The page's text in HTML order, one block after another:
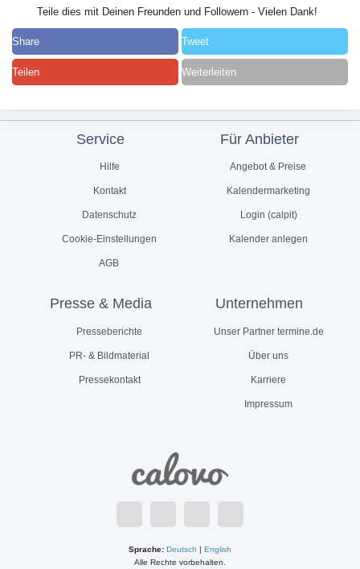
Teile dies mit Deinen Freunden und Followern - Vielen Dank!
Share Tweet
Teilen Weiterleiten
Service
Hilfe
Kontakt
Datenschutz
Cookie-Einstellungen
AGB
Für Anbieter
Angebot & Preise
Kalendermarketing
Login (calpit)
Kalender anlegen
Presse & Media
Presseberichte
PR- & Bildmaterial
Pressekontakt
Unternehmen
Unser Partner termine.de
Über uns
Karriere
Impressum
Sprache: Deutsch | English
Alle Rechte vorbehalten.